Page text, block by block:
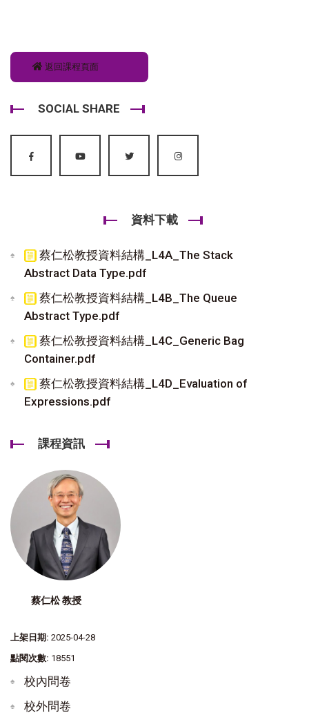
返回課程頁面
SOCIAL SHARE
資料下載
蔡仁松教授資料結構_L4A_The Stack
Abstract Data Type.pdf
蔡仁松教授資料結構_L4B_The Queue
Abstract Type.pdf
蔡仁松教授資料結構_L4C_Generic Bag
Container.pdf
蔡仁松教授資料結構_L4D_Evaluation of
Expressions.pdf
課程資訊
蔡仁松 教授
上架日期: 2025-04-28
點閱次數: 18551
校內問卷
校外問卷